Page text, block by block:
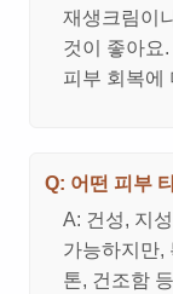
재생크림이
것이 좋아요
피부 회복에
Q: 어떤 피부
A: 건성, 지
가능하지만,
톤, 건조함